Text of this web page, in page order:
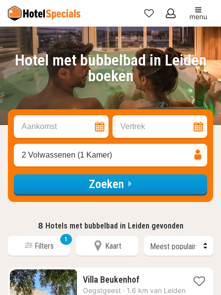
Mijn
favorieten
menu
Hotel met bubbelbad in Leiden
boeken
Aankomst Vertrek
2 Volwassenen (1 Kamer)
Zoeken
8 Hotels met bubbelbad in Leiden gevonden
Filters
1
Kaart
Villa Beukenhof1
nacht
Oegstgeest · 1.6 km van Leiden